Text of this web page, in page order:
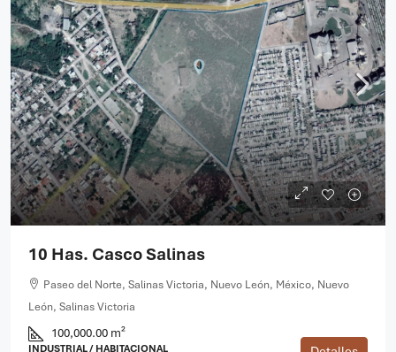
10 Has. Casco Salinas
Paseo del Norte, Salinas Victoria, Nuevo León, México, Nuevo
León, Salinas Victoria
100,000.00 m²
INDUSTRIAL / HABITACIONAL